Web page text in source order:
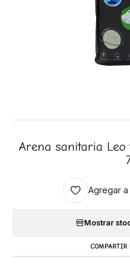
Arena sanitaria
Agregar
Mostrar
COMPARTIR